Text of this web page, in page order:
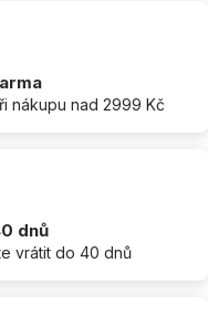
nákupu nad 2999 Kč
dnů
vrátit do 40 dnů